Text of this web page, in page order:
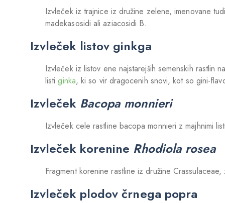
Izvleček iz trajnice iz družine zelene, imenovane
madekasosidi ali aziacosidi B.
Izvleček listov ginkga
Izvleček iz listov ene najstarejših semenskih rastlin
listiginka, ki so vir dragocenih snovi, kot so gini-
Izvleček Bacopa monnieri
Izvleček cele rastline bacopa monnieri z majhnimi
Izvleček korenine Rhodiola rosea
Fragment korenine rastline iz družine
Izvleček plodov črnega popra